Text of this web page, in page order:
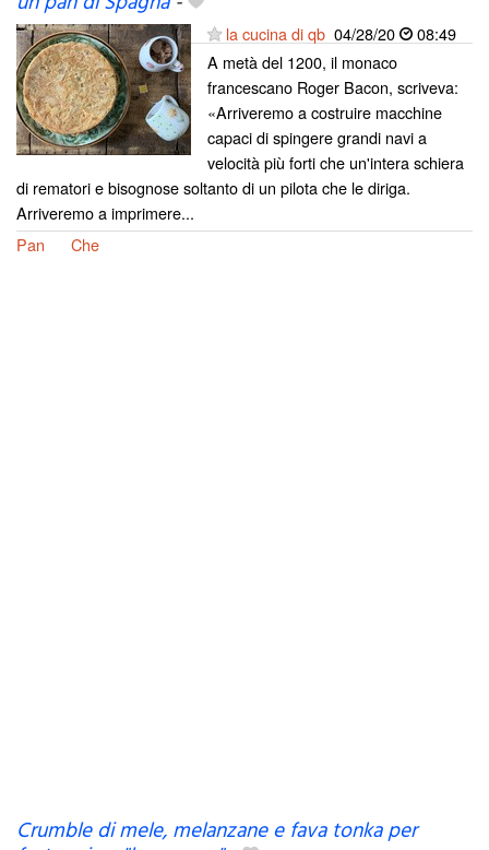
la cucina di qb 04/28/20
08:49
A metà del 1200, il monaco
francescano Roger Bacon, scriveva:
«Arriveremo a costruire macchine
capaci di spingere grandi navi a
velocità più forti che un'intera schiera
di rematori e bisognose soltanto di un pilota che le diriga.
Arriveremo a imprimere...
Pan
Che
Crumble di mele, melanzane e fava tonka per